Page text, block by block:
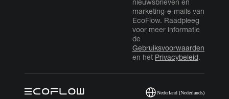
nieuwsbrieven en
marketing-e-mails van
EcoFlow. Raadpleeg
voor meer informatie
de
Gebruiksvoorwaarden
en het Privacybeleid.
Nederland (Nederlands)